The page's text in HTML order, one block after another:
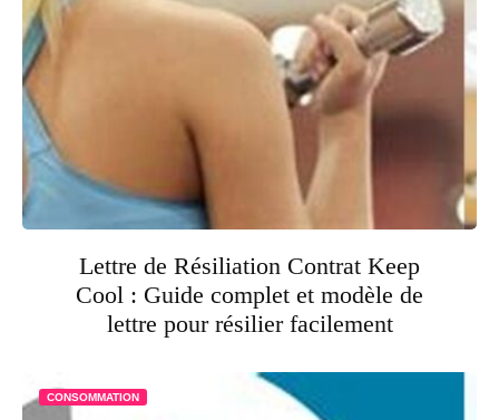
Lettre de Résiliation Contrat Keep
Cool : Guide complet et modèle de
lettre pour résilier facilement
CONSOMMATION